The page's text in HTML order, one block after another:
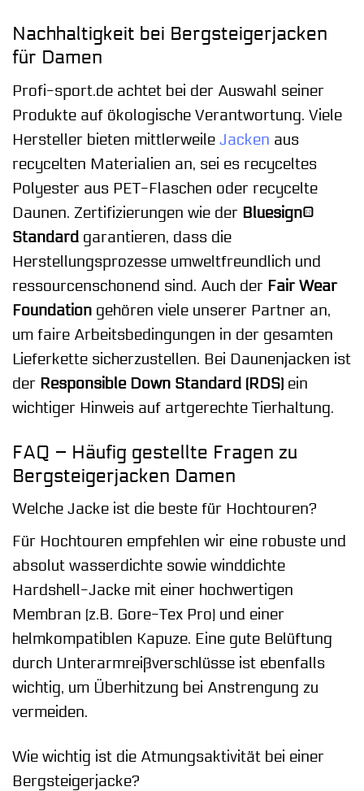
Nachhaltigkeit bei Bergsteigerjacken
für Damen
Profi-sport.de achtet bei der Auswahl seiner
Produkte auf ökologische Verantwortung. Viele
Hersteller bieten mittlerweile Jacken aus
recycelten Materialien an, sei es recyceltes
Polyester aus PET-Flaschen oder recycelte
Daunen. Zertifizierungen wie der Bluesign®
Standard garantieren, dass die
Herstellungsprozesse umweltfreundlich und
ressourcenschonend sind. Auch der Fair Wear
Foundation gehören viele unserer Partner an,
um faire Arbeitsbedingungen in der gesamten
Lieferkette sicherzustellen. Bei Daunenjacken ist
der Responsible Down Standard (RDS) ein
wichtiger Hinweis auf artgerechte Tierhaltung.
FAQ – Häufig gestellte Fragen zu
Bergsteigerjacken Damen
Welche Jacke ist die beste für Hochtouren?
Für Hochtouren empfehlen wir eine robuste und
absolut wasserdichte sowie winddichte
Hardshell-Jacke mit einer hochwertigen
Membran (z.B. Gore-Tex Pro) und einer
helmkompatiblen Kapuze. Eine gute Belüftung
durch Unterarmreißverschlüsse ist ebenfalls
wichtig, um Überhitzung bei Anstrengung zu
vermeiden.
Wie wichtig ist die Atmungsaktivität bei einer
Bergsteigerjacke?